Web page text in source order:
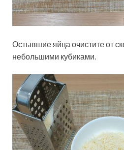
Остывшие яйца очистите от
небольшими кубиками.